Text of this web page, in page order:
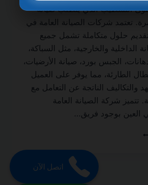
التشطيب الذي يتطلب صيانة
تعتمد شركات الصيانة العامة في
حلول متكاملة تشمل جميع
الداخلية والخارجية، مثل السباكة،
الجبس بورد، صيانة الأرضيات،
الطارئة، مما يوفر على العميل
والتكاليف الناتجة عن التعامل مع
تتميز شركة الصيانة العامة
العين بوجود فريق…
اتصل الآن